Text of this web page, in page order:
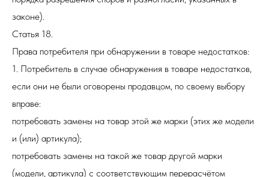
законе).
Статья 18.
Права потребителя при обнаружении в товаре недостатков:
1. Потребитель в случае обнаружения в товаре недостатков,
если они не были оговорены продавцом, по своему выбору
вправе:
потребовать замены на товар этой же марки (этих же модели
и (или) артикула);
потребовать замены на такой же товар другой марки
(модели, артикула) с соответствующим перерасчётом